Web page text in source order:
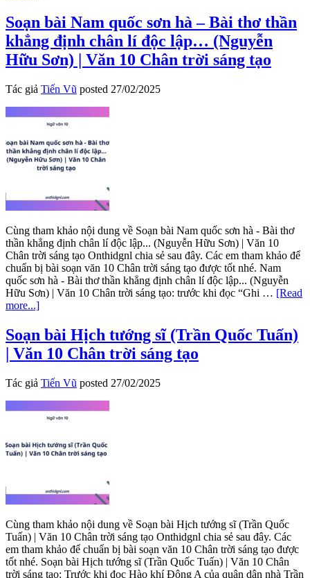
bài
Đất
nước
(Nguyễn
Đình
Văn
10
Chân
trời
sáng
tạo
Soạn bài Nam quốc sơn hà – Bài thơ thần
khẳng định chân lí độc lập… (Nguyễn
Hữu Sơn) | Văn 10 Chân trời sáng tạo
Tác giả Tiến Vũ posted 27/02/2025
Cùng tham khảo nội dung về Soạn bài Nam quốc sơn hà - Bài thơ
thần khẳng định chân lí độc lập... (Nguyễn Hữu Sơn) | Văn 10
Chân trời sáng tạo Onthidgnl chia sẻ sau đây. Các em tham khảo để
chuẩn bị bài soạn văn 10 Chân trời sáng tạo được tốt nhé. Nam
quốc sơn hà - Bài thơ thần khẳng định chân lí độc lập... (Nguyễn
Hữu Sơn) | Văn 10 Chân trời sáng tạo: trước khi đọc “Ghi … [Read
more...]about
bài
Nam
quốc
hà
–
Bài
thơ
khẳng
định
độc
lập…
Hữu
Sơn)
|
Văn
Soạn bài Hịch tướng sĩ (Trần Quốc Tuấn)
| Văn 10 Chân trời sáng tạo
Tác giả Tiến Vũ posted 27/02/2025
Cùng tham khảo nội dung về Soạn bài Hịch tướng sĩ (Trần Quốc
Tuấn) | Văn 10 Chân trời sáng tạo Onthidgnl chia sẻ sau đây. Các
em tham khảo để chuẩn bị bài soạn văn 10 Chân trời sáng tạo được
tốt nhé. Soạn bài Hịch tướng sĩ (Trần Quốc Tuấn) | Văn 10 Chân
trời sáng tạo: Trước khi đọc Hào khí Đông A của quân dân nhà Trần